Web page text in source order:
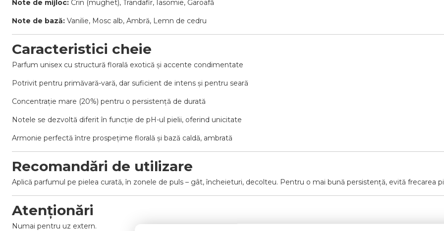
Note de mijloc: Crin (mughet), Trandafir, Iasomie, Garoafă
Note de bază: Vanilie, Mosc alb, Ambră, Lemn de cedru
Caracteristici cheie
Parfum unisex cu structură florală exotică și accente condimentate
Potrivit pentru primăvară-vară, dar suficient de intens și pentru seară
Concentrație mare (20%) pentru o persistență de durată
Notele se dezvoltă diferit în funcție de pH-ul pielii, oferind unicitate
Armonie perfectă între prospețime florală și bază caldă, ambrată
Recomandări de utilizare
Aplică parfumul pe pielea curată, în zonele de puls – gât, încheieturi, decolteu. Pentru o mai bună persistență, evită frecarea
Atenționări
Numai pentru uz extern.